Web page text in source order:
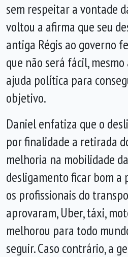
sem respeitar a vontade
voltou a afirma que seu
antiga Régis ao governo
que não será fácil,
ajuda política para
objetivo.
Daniel enfatiza que o
por finalidade a retirada
melhoria na mobilidade
desligamento ficar bom a
os profissionais do
aprovaram, Uber, táxi,
melhorou para todo
seguir. Caso contrário, a